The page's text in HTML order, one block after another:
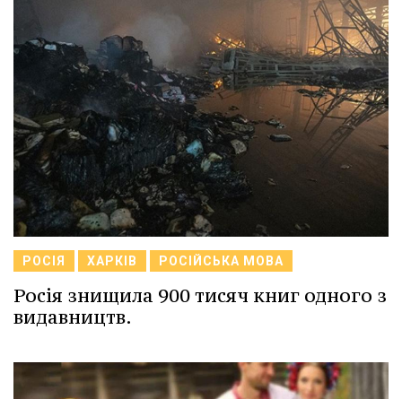
РОСІЯ ХАРКІВ РОСІЙСЬКА МОВА
Росія знищила 900 тисяч книг одного з
видавництв.